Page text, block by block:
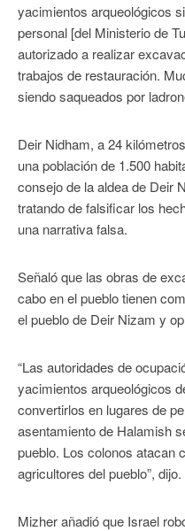
yacimientos arqueológicos
personal [del Ministerio de
autorizado a realizar
trabajos de restauración.
siendo saqueados por
Deir Nidham, a 24
una población de 1.500
consejo de la aldea de Deir
tratando de falsificar los
una narrativa falsa.
Señaló que las obras de
cabo en el pueblo tienen
el pueblo de Deir Nizam y
“Las autoridades de
yacimientos arqueológicos
convertirlos en lugares de
asentamiento de Halamish
pueblo. Los colonos atacan
agricultores del pueblo”, dijo.
Mizher añadió que Israel